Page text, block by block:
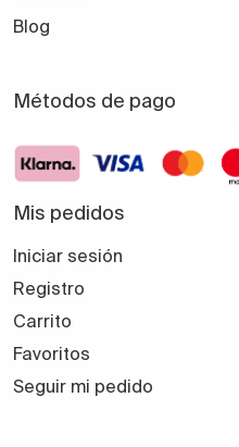
Blog
Métodos de pago
Mis pedidos
Iniciar sesión
Registro
Carrito
Favoritos
Seguir mi pedido